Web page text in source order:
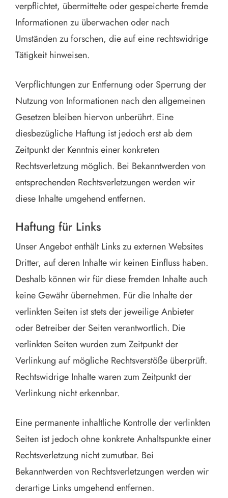
verpflichtet, übermittelte oder gespeicherte fremde
Informationen zu überwachen oder nach
Umständen zu forschen, die auf eine rechtswidrige
Tätigkeit hinweisen.
Verpflichtungen zur Entfernung oder Sperrung der
Nutzung von Informationen nach den allgemeinen
Gesetzen bleiben hiervon unberührt. Eine
diesbezügliche Haftung ist jedoch erst ab dem
Zeitpunkt der Kenntnis einer konkreten
Rechtsverletzung möglich. Bei Bekanntwerden von
entsprechenden Rechtsverletzungen werden wir
diese Inhalte umgehend entfernen.
Haftung für Links
Unser Angebot enthält Links zu externen Websites
Dritter, auf deren Inhalte wir keinen Einfluss haben.
Deshalb können wir für diese fremden Inhalte auch
keine Gewähr übernehmen. Für die Inhalte der
verlinkten Seiten ist stets der jeweilige Anbieter
oder Betreiber der Seiten verantwortlich. Die
verlinkten Seiten wurden zum Zeitpunkt der
Verlinkung auf mögliche Rechtsverstöße überprüft.
Rechtswidrige Inhalte waren zum Zeitpunkt der
Verlinkung nicht erkennbar.
Eine permanente inhaltliche Kontrolle der verlinkten
Seiten ist jedoch ohne konkrete Anhaltspunkte einer
Rechtsverletzung nicht zumutbar. Bei
Bekanntwerden von Rechtsverletzungen werden wir
derartige Links umgehend entfernen.